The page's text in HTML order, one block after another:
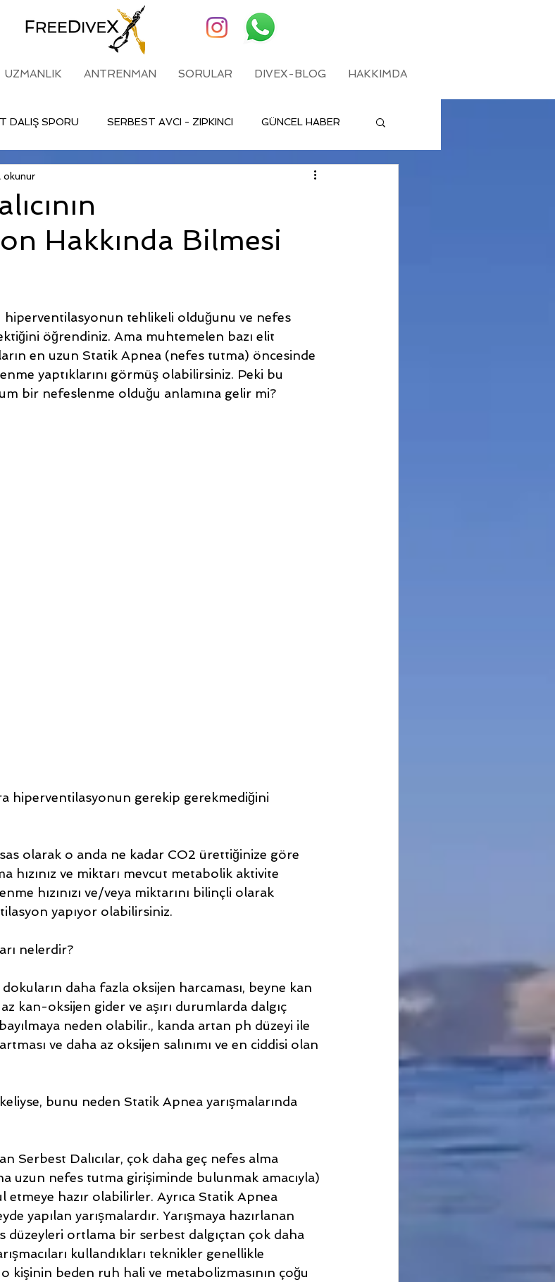
UZMANLIK ANTRENMAN SORULAR DIVEX-BLOG HAKKIMDA
DALIŞ SPORU SERBEST AVCI - ZIPKINCI GÜNCEL HABER
Hakkında Bilmesi
okunur
hiperventilasyonun tehlikeli olduğunu ve nefes
öğrendiniz. Ama muhtemelen bazı elit
en uzun Statik Apnea (nefes tutma) öncesinde
yaptıklarını görmüş olabilirsiniz. Peki bu
bir nefeslenme olduğu anlamına gelir mi?
hiperventilasyonun gerekip gerekmediğini
olarak o anda ne kadar CO2 ürettiğinize göre
hızınız ve miktarı mevcut metabolik aktivite
hızınızı ve/veya miktarını bilinçli olarak
yapıyor olabilirsiniz.
nelerdir?
daha fazla oksijen harcaması, beyne kan
kan-oksijen gider ve aşırı durumlarda dalgıç
neden olabilir., kanda artan ph düzeyi ile
ve daha az oksijen salınımı ve en ciddisi olan
bunu neden Statik Apnea yarışmalarında
Serbest Dalıcılar, çok daha geç nefes alma
uzun nefes tutma girişiminde bulunmak amacıyla)
etmeye hazır olabilirler. Ayrıca Statik Apnea
yapılan yarışmalardır. Yarışmaya hazırlanan
düzeyleri ortlama bir serbest dalgıçtan çok daha
kullandıkları teknikler genellikle
kişinin beden ruh hali ve metabolizmasının çoğu